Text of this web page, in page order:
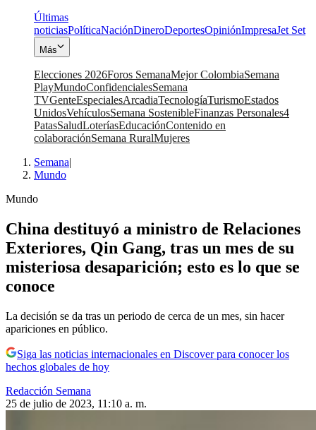
Últimas
noticiasPolíticaNaciónDineroDeportesOpiniónImpresaJet Set
Más
Elecciones 2026Foros SemanaMejor ColombiaSemana
PlayMundoConfidencialesSemana
TVGenteEspecialesArcadiaTecnologíaTurismoEstados
UnidosVehículosSemana SostenibleFinanzas Personales4
PatasSaludLoteríasEducaciónContenido en
colaboraciónSemana RuralMujeres
Semana|
Mundo
Mundo
China destituyó a ministro de Relaciones
Exteriores, Qin Gang, tras un mes de su
misteriosa desaparición; esto es lo que se
conoce
La decisión se da tras un periodo de cerca de un mes, sin hacer
apariciones en público.
Siga las noticias internacionales en Discover para conocer los
hechos globales de hoy
Redacción Semana
25 de julio de 2023, 11:10 a. m.